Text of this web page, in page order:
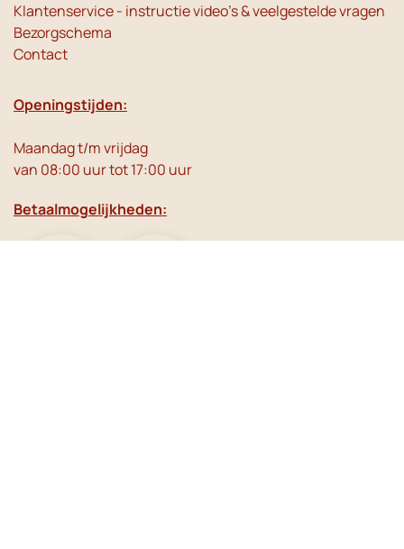
Klantenservice - instructie video's & veelgestelde vragen
Bezorgschema
Contact
Openingstijden:
Maandag t/m vrijdag
van 08:00 uur tot 17:00 uur
Betaalmogelijkheden: